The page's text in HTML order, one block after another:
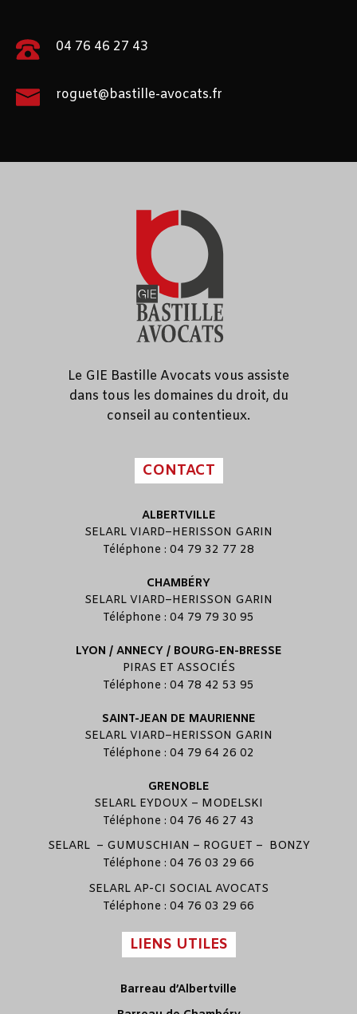
04 76 46 27 43
roguet@bastille-avocats.fr
Le GIE Bastille Avocats vous assiste
dans tous les domaines du droit, du
conseil au contentieux.
CONTACT
ALBERTVILLE
SELARL VIARD–HERISSON GARIN
Téléphone : 04 79 32 77 28
CHAMBÉRY
SELARL VIARD–HERISSON GARIN
Téléphone : 04 79 79 30 95
LYON / ANNECY / BOURG-EN-BRESSE
PIRAS ET ASSOCIÉS
Téléphone : 04 78 42 53 95
SAINT-JEAN DE MAURIENNE
SELARL VIARD–HERISSON GARIN
Téléphone : 04 79 64 26 02
GRENOBLE
SELARL EYDOUX – MODELSKI
Téléphone : 04 76 46 27 43
SELARL – GUMUSCHIAN – ROGUET – BONZY
Téléphone : 04 76 03 29 66
SELARL AP-CI SOCIAL AVOCATS
Téléphone : 04 76 03 29 66
LIENS UTILES
Barreau d’Albertville